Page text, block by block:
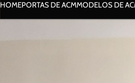
HOMEPORTAS DE ACMMODELOS DE